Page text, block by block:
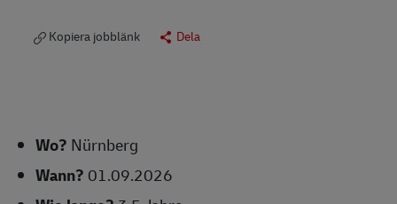
Kopiera jobblänk Dela
Wo? Nürnberg
Wann? 01.09.2026